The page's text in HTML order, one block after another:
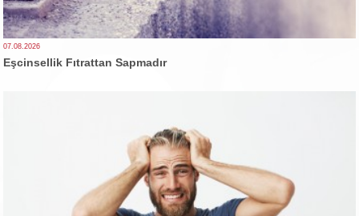
07.08.2026
Eşcinsellik Fıtrattan Sapmadır